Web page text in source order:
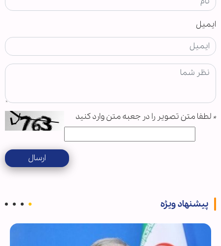
ایمیل
* لطفا متن تصویر را در جعبه متن وارد کنید
ارسال
پیشنهاد ویژه